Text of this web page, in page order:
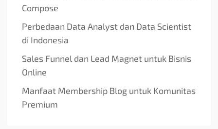
Compose
Perbedaan Data Analyst dan Data Scientist
di Indonesia
Sales Funnel dan Lead Magnet untuk Bisnis
Online
Manfaat Membership Blog untuk Komunitas
Premium